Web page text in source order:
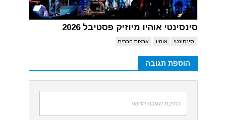
סינסינטי אוהיו מיוזיק פסטיבל 2026
סינסינטי אוהיו ארצות הברית
הוספת תגובה
כתיבת תגובה חדשה